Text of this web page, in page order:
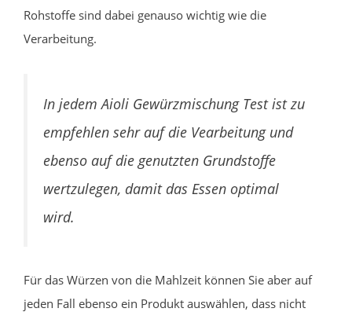
Rohstoffe sind dabei genauso wichtig wie die
Verarbeitung.
In jedem Aioli Gewürzmischung Test ist zu
empfehlen sehr auf die Vearbeitung und
ebenso auf die genutzten Grundstoffe
wertzulegen, damit das Essen optimal
wird.
Für das Würzen von die Mahlzeit können Sie aber auf
jeden Fall ebenso ein Produkt auswählen, dass nicht